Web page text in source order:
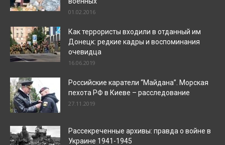
01.02.2016
Как террористы входили в отданный им
Донецк: редкие кадры и воспоминания
очевидца
16.06.2019
Российские каратели “Майдана”. Морская
пехота РФ в Киеве – расследование
27.11.2019
Рассекреченные архивы: правда о войне в
Украине 1941-1945